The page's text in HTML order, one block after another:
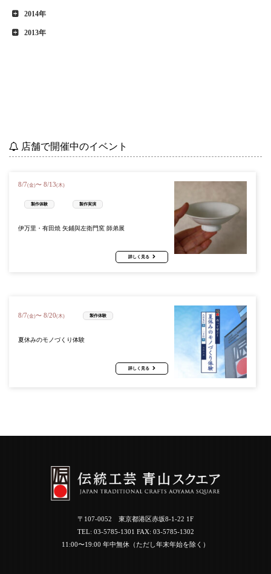
2014年
2013年
店舗で開催中のイベント
8/7(金)〜 8/13(木)
製作体験 製作実演
伊万里・有田焼 矢鋪與左衛門窯 師弟展
詳しく見る
8/7(金)〜 8/20(木) 製作体験
夏休みのモノづくり体験
詳しく見る
〒107-0052 東京都港区赤坂8-1-22 1F
TEL: 03-5785-1301 FAX: 03-5785-1302
11:00〜19:00 年中無休（ただし年末年始を除く）